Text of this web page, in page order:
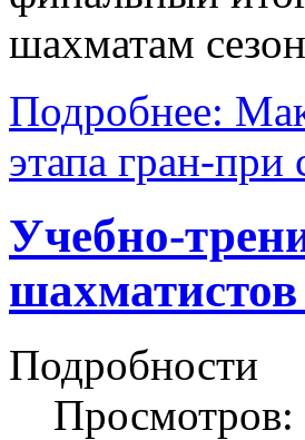
шахматам
Подробнее:
этапа гран-при
Учебно-
Подробности
Просмотров: